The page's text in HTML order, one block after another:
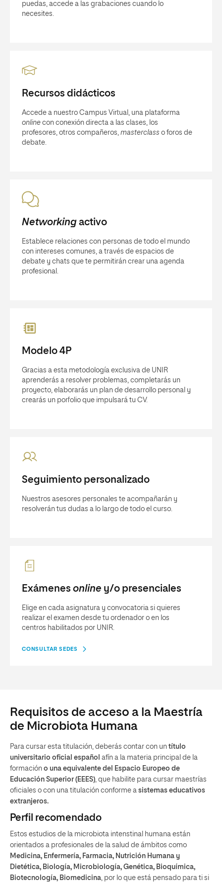
puedas, accede a las grabaciones cuando lo
necesites.
Recursos didácticos
Accede a nuestro Campus Virtual, una plataforma
online con conexión directa a las clases, los
profesores, otros compañeros, masterclass o foros de
debate.
Networkingactivo
Establece relaciones con personas de todo el mundo
con intereses comunes, a través de espacios de
debate y chats que te permitirán crear una agenda
profesional.
Modelo 4P
Gracias a esta metodología exclusiva de UNIR
aprenderás a resolver problemas, completarás un
proyecto, elaborarás un plan de desarrollo personal y
crearás un porfolio que impulsará tu CV.
Seguimiento personalizado
Nuestros asesores personales te acompañarán y
resolverán tus dudas a lo largo de todo el curso.
Exámenes online y/o presenciales
Elige en cada asignatura y convocatoria si quieres
realizar el examen desde tu ordenador o en los
centros habilitados por UNIR.
CONSULTAR SEDES
Requisitos de acceso a la Maestría
de Microbiota Humana
Para cursar esta titulación, deberás contar con un título
universitario oficial español afín a la materia principal de la
formación o una equivalente del Espacio Europeo de
Educación Superior (EEES), que habilite para cursar maestrías
oficiales o con una titulación conforme a sistemas educativos
extranjeros.
Perfil recomendado
Estos estudios de la microbiota intenstinal humana están
orientados a profesionales de la salud de ámbitos como
Medicina, Enfermería, Farmacia, Nutrición Humana y
Dietética, Biología, Microbiología, Genética, Bioquímica,
Biotecnología, Biomedicina, por lo que está pensado para ti si